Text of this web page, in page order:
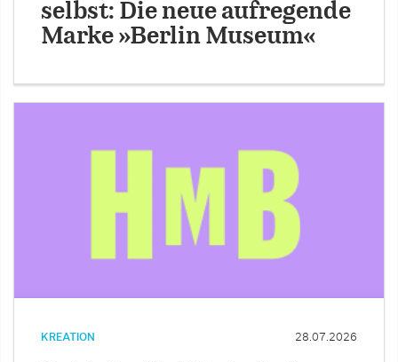
selbst: Die neue aufregende
Marke »Berlin Museum«
KREATION 28.07.2026